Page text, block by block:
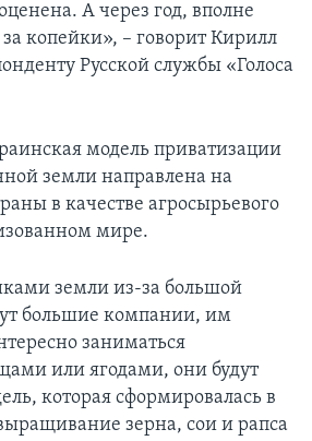
А через год, вполне
копейки», – говорит Кирилл
Русской службы «Голоса
модель приватизации
земли направлена на
в качестве агросырьевого
мире.
земли из-за большой
большие компании, им
заниматься
или ягодами, они будут
которая сформировалась в
зерна, сои и рапса